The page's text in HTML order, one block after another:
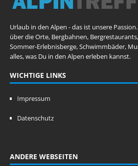
Urlaub in den Alpen - das ist unsere
über die Orte, Bergbahnen,
Sommer-Erlebnisberge, Schwimmbäder,
alles, was Du in den Alpen erleben kannst.
WICHTIGE LINKS
Impressum
Datenschutz
ANDERE WEBSEITEN